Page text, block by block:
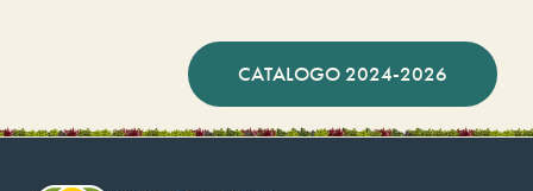
CATALOGO 2024-2026